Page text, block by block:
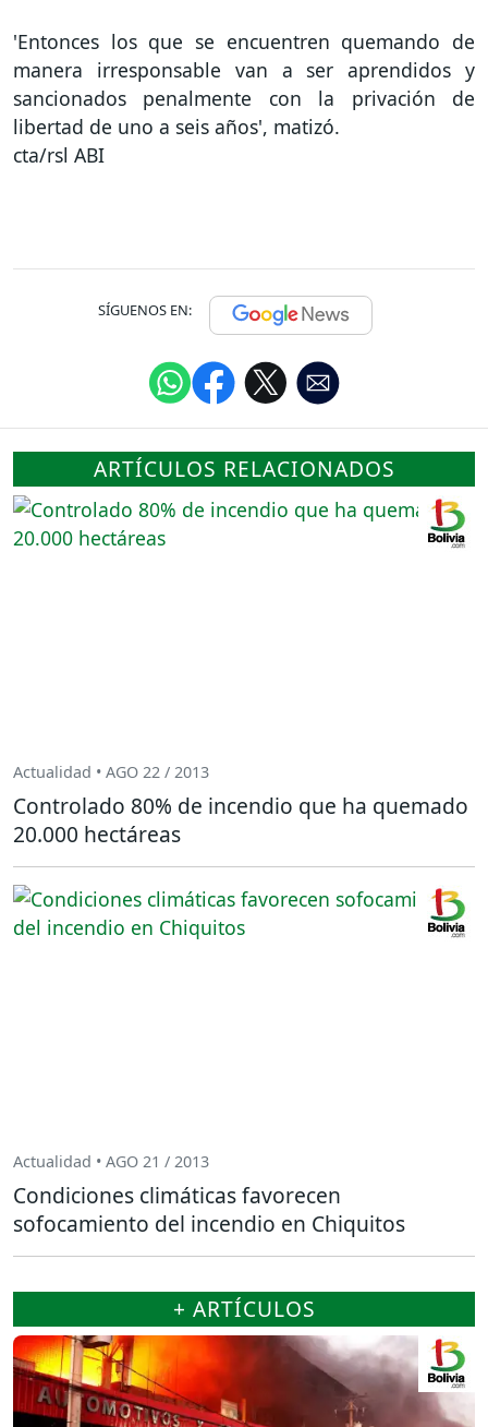
'Entonces los que se encuentren quemando de
manera irresponsable van a ser aprendidos y
sancionados penalmente con la privación de
libertad de uno a seis años', matizó.
cta/rsl ABI
SÍGUENOS EN:
ARTÍCULOS RELACIONADOS
Actualidad • AGO 22 / 2013
Controlado 80% de incendio que ha quemado
20.000 hectáreas
Actualidad • AGO 21 / 2013
Condiciones climáticas favorecen
sofocamiento del incendio en Chiquitos
+ ARTÍCULOS